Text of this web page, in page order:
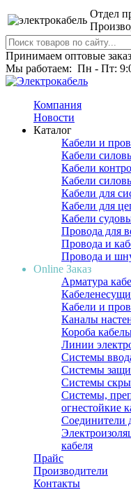
Отдел
Принимаем оптовые
Мы работаем: Пн - Пт:
Компания
Новости
Каталог
Кабели и
Кабели
Кабели
Кабели
Кабели для
Кабели для
Кабели
Провода для
Провода и
Провода и
Online Заказ
Арматура
Кабели и
Каналы
Короба
Линии
Системы
Системы
Системы
Системы,
огнестойкие
Соединители
кабеля
Прайс
Производители
Контакты